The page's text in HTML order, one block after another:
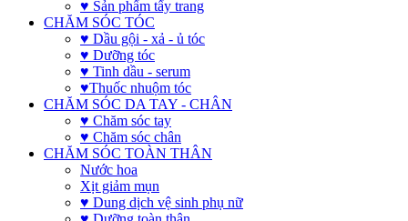
♥ Sản phẩm tẩy trang
CHĂM SÓC TÓC
♥ Dầu gội - xả - ủ tóc
♥ Dưỡng tóc
♥ Tinh dầu - serum
♥Thuốc nhuộm tóc
CHĂM SÓC DA TAY - CHÂN
♥ Chăm sóc tay
♥ Chăm sóc chân
CHĂM SÓC TOÀN THÂN
Nước hoa
Xịt giảm mụn
♥ Dung dịch vệ sinh phụ nữ